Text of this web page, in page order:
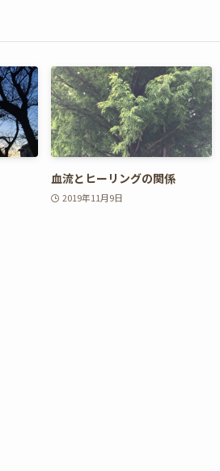
血流とヒーリングの関係
2019年11月9日